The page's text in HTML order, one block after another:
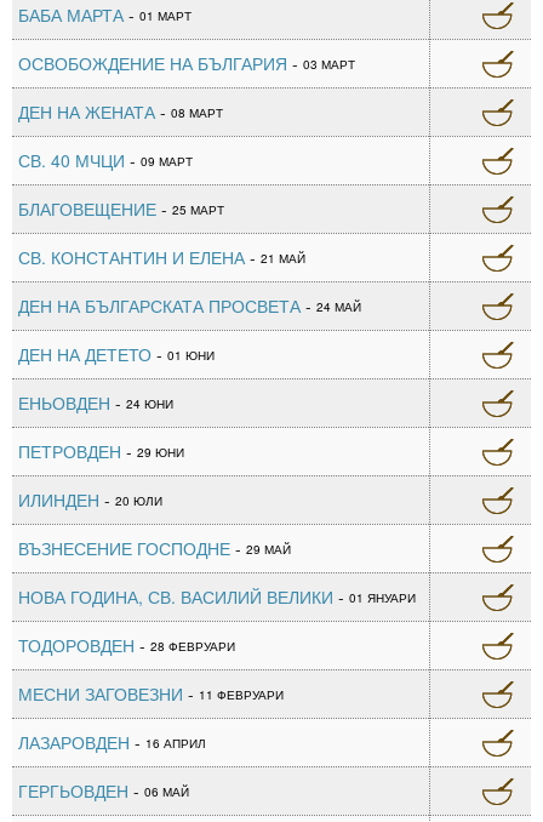
БАБА МАРТА - 01 МАРТ
ОСВОБОЖДЕНИЕ НА БЪЛГАРИЯ - 03 МАРТ
ДЕН НА ЖЕНАТА - 08 МАРТ
СВ. 40 МЧЦИ - 09 МАРТ
БЛАГОВЕЩЕНИЕ - 25 МАРТ
СВ. КОНСТАНТИН И ЕЛЕНА - 21 МАЙ
ДЕН НА БЪЛГАРСКАТА ПРОСВЕТА - 24 МАЙ
ДЕН НА ДЕТЕТО - 01 ЮНИ
ЕНЬОВДЕН - 24 ЮНИ
ПЕТРОВДЕН - 29 ЮНИ
ИЛИНДЕН - 20 ЮЛИ
ВЪЗНЕСЕНИЕ ГОСПОДНЕ - 29 МАЙ
НОВА ГОДИНА, СВ. ВАСИЛИЙ ВЕЛИКИ - 01 ЯНУАРИ
ТОДОРОВДЕН - 28 ФЕВРУАРИ
МЕСНИ ЗАГОВЕЗНИ - 11 ФЕВРУАРИ
ЛАЗАРОВДЕН - 16 АПРИЛ
ГЕРГЬОВДЕН - 06 МАЙ